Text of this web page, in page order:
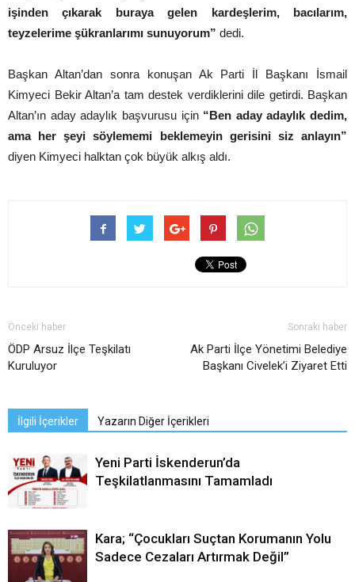
işinden çıkarak buraya gelen kardeşlerim, bacılarım,
teyzelerime şükranlarımı sunuyorum” dedi.
Başkan Altan’dan sonra konuşan Ak Parti İl Başkanı İsmail
Kimyeci Bekir Altan’a tam destek verdiklerini dile getirdi. Başkan
Altan’ın aday adaylık başvurusu için “Ben aday adaylık dedim,
ama her şeyi söylememi beklemeyin gerisini siz anlayın”
diyen Kimyeci halktan çok büyük alkış aldı.
Önceki haber
ÖDP Arsuz İlçe Teşkilatı
Kuruluyor
Sonraki haber
Ak Parti İlçe Yönetimi Belediye
Başkanı Civelek’i Ziyaret Etti
İlgili İçerikler Yazarın Diğer İçerikleri
Yeni Parti İskenderun’da
Teşkilatlanmasını Tamamladı
Kara; “Çocukları Suçtan Korumanın Yolu
Sadece Cezaları Artırmak Değil”